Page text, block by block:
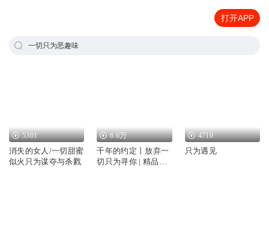
打开APP
一切只为恶趣味
5301
消失的女人/一切甜蜜
似火只为谋夺与杀戮
6.6万
千年的约定丨放弃一
切只为寻你 | 精品多
4710
只为遇见